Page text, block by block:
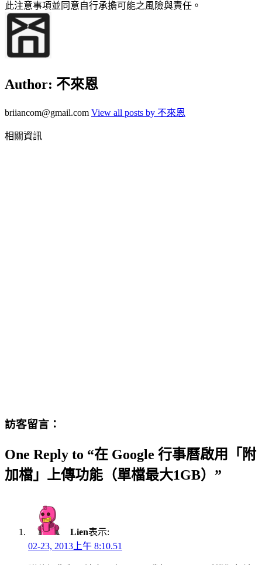
此注意事項並同意自行承擔可能之風險與責任。
Author: 不來恩
briiancom@gmail.com View all posts by 不來恩
相關資訊
訪客留言：
One Reply to “在 Google 行事曆啟用「附
加檔」上傳功能（單檔最大1GB）”
Lien表示:
02-23, 2013上午 8:10.51